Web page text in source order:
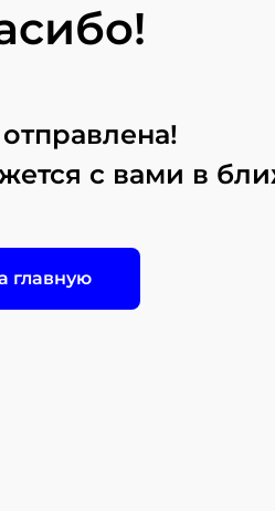
с вами в
главную